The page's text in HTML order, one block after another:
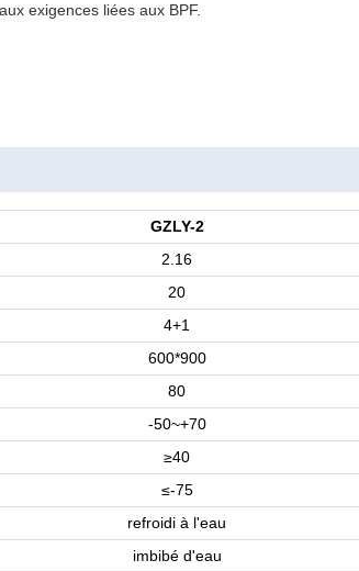
exigences liées aux BPF.
GZLY-2
2.16
20
4+1
600*900
80
-50~+70
≥40
≤-75
refroidi à l'eau
imbibé d'eau